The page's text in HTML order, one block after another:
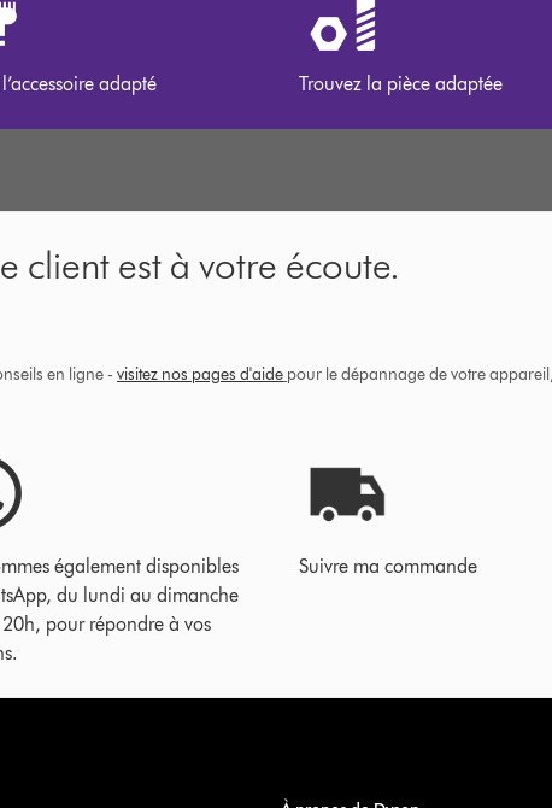
adapté Trouvez la pièce adaptée
client est à votre écoute.
en ligne - visitez nos pages d'aide pour le dépannage de votre
également disponibles
du lundi au dimanche
pour répondre à vos
Suivre ma commande